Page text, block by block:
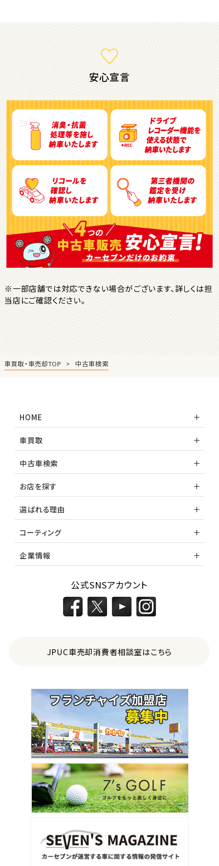
2
アルファード
位
トヨタ
ヴォクシー
ＳＵＶ・クロカン
1 位
トヨタ
ヤリスクロス
安心宣言
※一部店舗では対応できない場合がございます、詳しくは担
当店にご確認ください。
車買取・車売却TOP 中古車検索
HOME
車買取
中古車検索
お店を探す
選ばれる理由
コーティング
企業情報
公式SNSアカウント
JPUC車売却消費者相談室はこちら